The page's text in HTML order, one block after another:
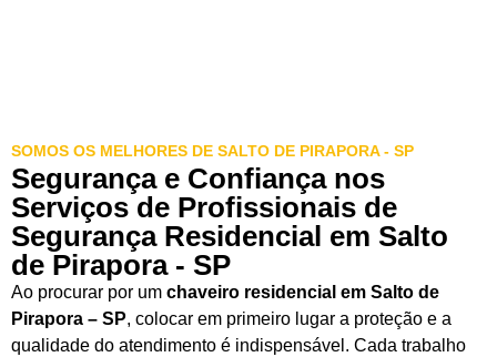
SOMOS OS MELHORES DE SALTO DE PIRAPORA - SP
Segurança e Confiança nos
Serviços de Profissionais de
Segurança Residencial em Salto
de Pirapora - SP
Ao procurar por um chaveiro residencial em Salto de
Pirapora – SP, colocar em primeiro lugar a proteção e a
qualidade do atendimento é indispensável. Cada trabalho